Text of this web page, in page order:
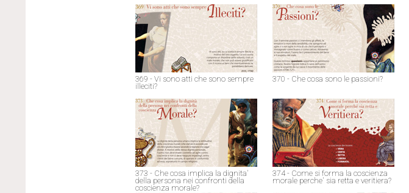
369 - Vi sono atti che sono sempre
illeciti?
370 - Che cosa sono le passioni?
373 - Che cosa implica la dignita'
della persona nei confronti della
coscienza morale?
374 - Come si forma la coscienza
morale perche' sia retta e veritiera?